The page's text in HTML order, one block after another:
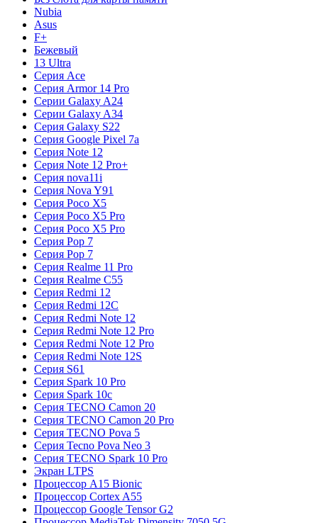
Nubia
Asus
F+
Бежевый
13 Ultra
Серия Ace
Серия Armor 14 Pro
Серии Galaxy A24
Серии Galaxy A34
Серия Galaxy S22
Серия Google Pixel 7a
Серия Note 12
Серия Note 12 Pro+
Серия nova11i
Серия Nova Y91
Серия Poco X5
Серия Poco X5 Pro
Серия Poco X5 Pro
Серия Pop 7
Серия Pop 7
Серия Realme 11 Pro
Серия Realme C55
Серия Redmi 12
Серия Redmi 12C
Серия Redmi Note 12
Серия Redmi Note 12 Pro
Серия Redmi Note 12 Pro
Серия Redmi Note 12S
Серия S61
Серия Spark 10 Pro
Серия Spark 10c
Серия TECNO Camon 20
Серия TECNO Camon 20 Pro
Серия TECNO Pova 5
Серия Tecno Pova Neo 3
Серия TECNO Spark 10 Pro
Экран LTPS
Процессор A15 Bionic
Процессор Cortex A55
Процессор Google Tensor G2